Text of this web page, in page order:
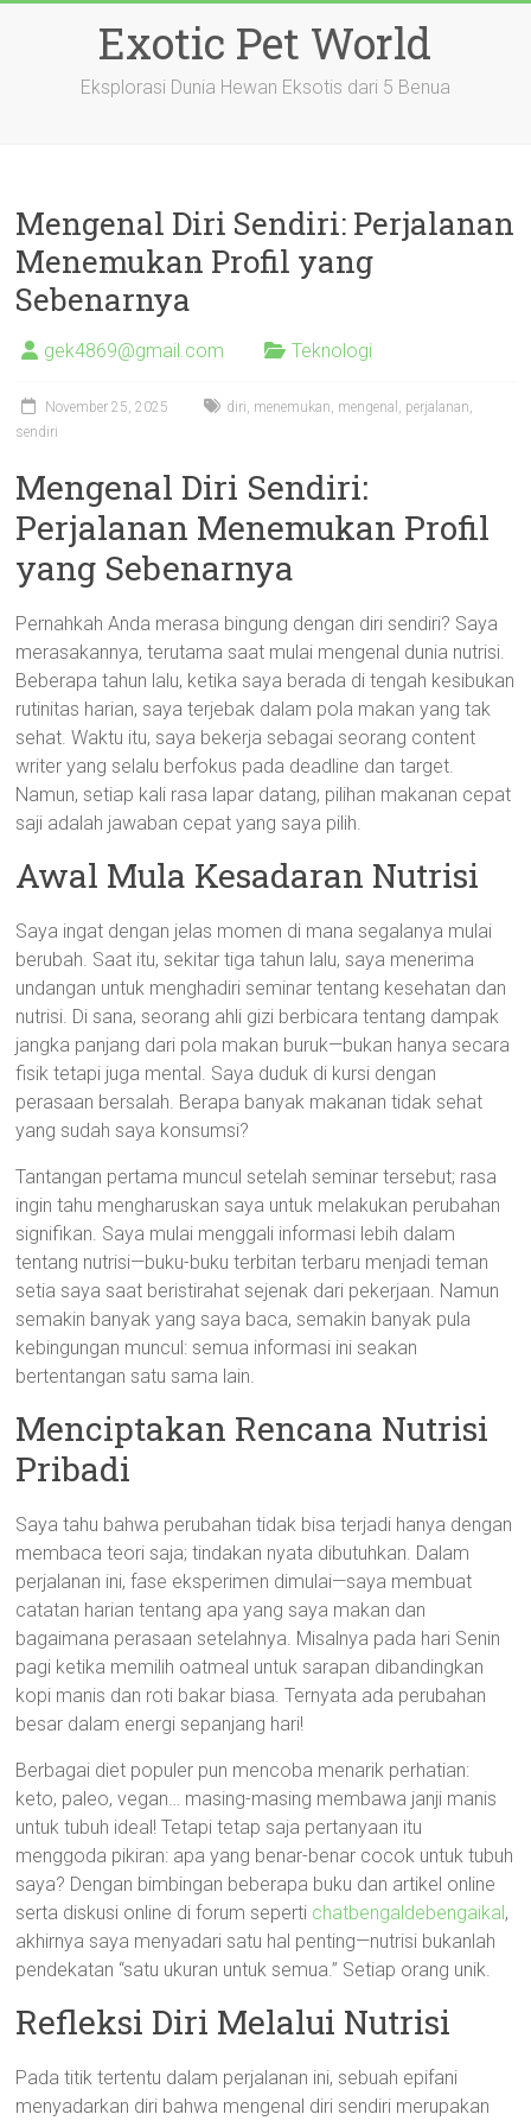
Exotic Pet World
Eksplorasi Dunia Hewan Eksotis dari 5 Benua
Mengenal Diri Sendiri: Perjalanan
Menemukan Profil yang
Sebenarnya
gek4869@gmail.com Teknologi
November 25, 2025 diri, menemukan, mengenal , perjalanan,
sendiri
Mengenal Diri Sendiri:
Perjalanan Menemukan Profil
yang Sebenarnya
Pernahkah Anda merasa bingung dengan diri sendiri? Saya
merasakannya, terutama saat mulai mengenal dunia nutrisi.
Beberapa tahun lalu, ketika saya berada di tengah kesibukan
rutinitas harian, saya terjebak dalam pola makan yang tak
sehat. Waktu itu, saya bekerja sebagai seorang content
writer yang selalu berfokus pada deadline dan target.
Namun, setiap kali rasa lapar datang, pilihan makanan cepat
saji adalah jawaban cepat yang saya pilih.
Awal Mula Kesadaran Nutrisi
Saya ingat dengan jelas momen di mana segalanya mulai
berubah. Saat itu, sekitar tiga tahun lalu, saya menerima
undangan untuk menghadiri seminar tentang kesehatan dan
nutrisi. Di sana, seorang ahli gizi berbicara tentang dampak
jangka panjang dari pola makan buruk—bukan hanya secara
fisik tetapi juga mental. Saya duduk di kursi dengan
perasaan bersalah. Berapa banyak makanan tidak sehat
yang sudah saya konsumsi?
Tantangan pertama muncul setelah seminar tersebut; rasa
ingin tahu mengharuskan saya untuk melakukan perubahan
signifikan. Saya mulai menggali informasi lebih dalam
tentang nutrisi—buku-buku terbitan terbaru menjadi teman
setia saya saat beristirahat sejenak dari pekerjaan. Namun
semakin banyak yang saya baca, semakin banyak pula
kebingungan muncul: semua informasi ini seakan
bertentangan satu sama lain.
Menciptakan Rencana Nutrisi
Pribadi
Saya tahu bahwa perubahan tidak bisa terjadi hanya dengan
membaca teori saja; tindakan nyata dibutuhkan. Dalam
perjalanan ini, fase eksperimen dimulai—saya membuat
catatan harian tentang apa yang saya makan dan
bagaimana perasaan setelahnya. Misalnya pada hari Senin
pagi ketika memilih oatmeal untuk sarapan dibandingkan
kopi manis dan roti bakar biasa. Ternyata ada perubahan
besar dalam energi sepanjang hari!
Berbagai diet populer pun mencoba menarik perhatian:
keto, paleo, vegan… masing-masing membawa janji manis
untuk tubuh ideal! Tetapi tetap saja pertanyaan itu
menggoda pikiran: apa yang benar-benar cocok untuk tubuh
saya? Dengan bimbingan beberapa buku dan artikel online
serta diskusi online di forum seperti chatbengaldebengaikal,
akhirnya saya menyadari satu hal penting—nutrisi bukanlah
pendekatan “satu ukuran untuk semua.” Setiap orang unik.
Refleksi Diri Melalui Nutrisi
Pada titik tertentu dalam perjalanan ini, sebuah epifani
menyadarkan diri bahwa mengenal diri sendiri merupakan